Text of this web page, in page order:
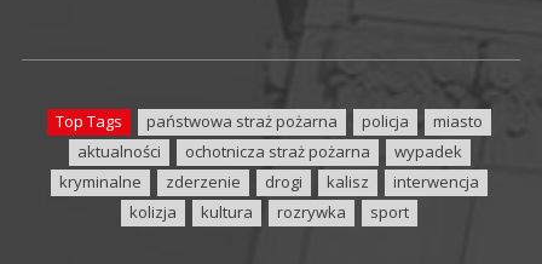
Top Tags państwowa straż pożarna policja
miasto
aktualności
ochotnicza straż pożarna
wypadek
kryminalne
zderzenie drogi kalisz
interwencja
kolizja
kultura rozrywka sport